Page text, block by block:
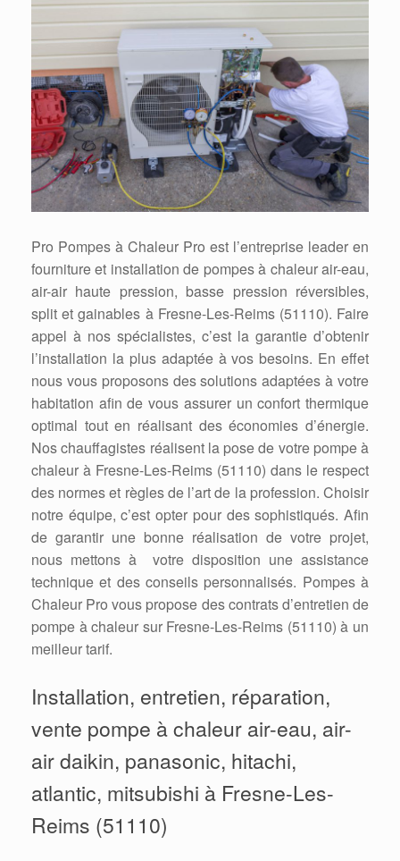
Pro Pompes à Chaleur Pro est l’entreprise leader en
fourniture et installation de pompes à chaleur air-eau,
air-air haute pression, basse pression réversibles,
split et gainables à Fresne-Les-Reims (51110). Faire
appel à nos spécialistes, c’est la garantie d’obtenir
l’installation la plus adaptée à vos besoins. En effet
nous vous proposons des solutions adaptées à votre
habitation afin de vous assurer un confort thermique
optimal tout en réalisant des économies d’énergie.
Nos chauffagistes réalisent la pose de votre pompe à
chaleur à Fresne-Les-Reims (51110) dans le respect
des normes et règles de l’art de la profession. Choisir
notre équipe, c’est opter pour des sophistiqués. Afin
de garantir une bonne réalisation de votre projet,
nous mettons à votre disposition une assistance
technique et des conseils personnalisés. Pompes à
Chaleur Pro vous propose des contrats d’entretien de
pompe à chaleur sur Fresne-Les-Reims (51110) à un
meilleur tarif.
Installation, entretien, réparation,
vente pompe à chaleur air-eau, air-
air daikin, panasonic, hitachi,
atlantic, mitsubishi à Fresne-Les-
Reims (51110)